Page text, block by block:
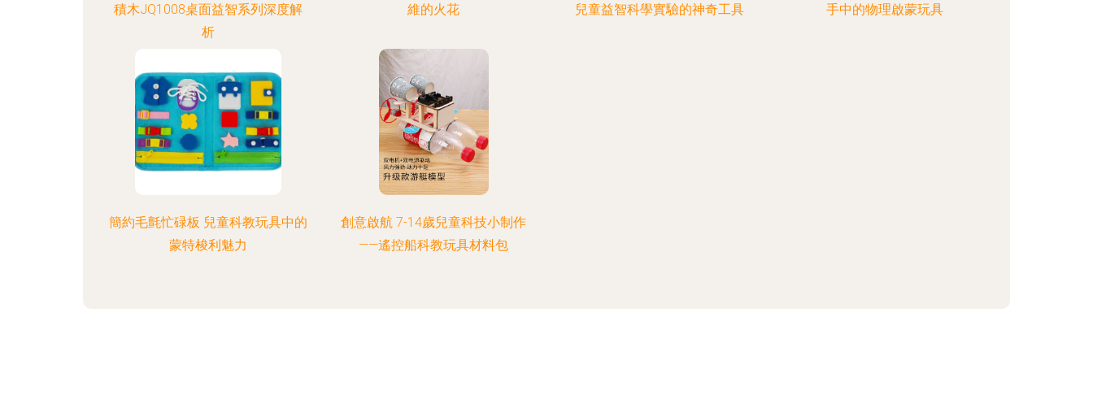
積木JQ1008桌面益智系列深度解
析
維的火花
兒童益智科學實驗的神奇工具
手中的物理啟蒙玩具
簡約毛氈忙碌板 兒童科教玩具中的
蒙特梭利魅力
創意啟航 7-14歲兒童科技小制作
——遙控船科教玩具材料包